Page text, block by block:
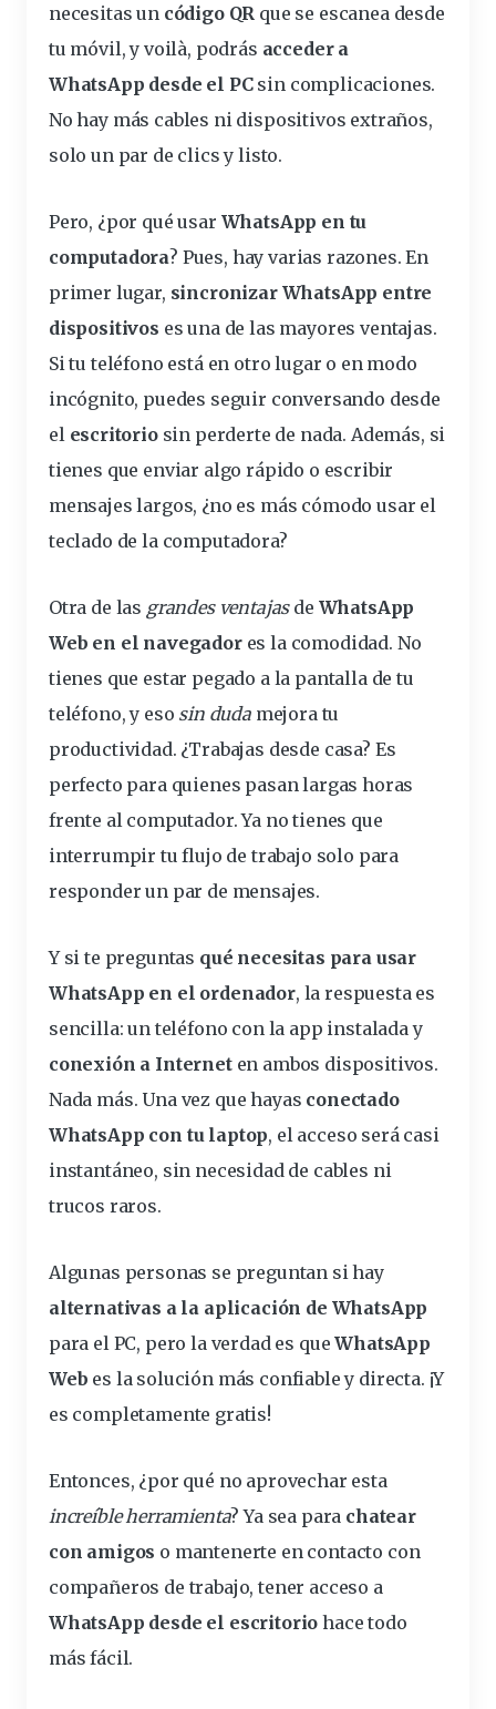
necesitas un código QR que se escanea desde
tu móvil, y voilà, podrás acceder a
WhatsApp desde el PCsin complicaciones.
No hay más cables ni dispositivos extraños,
solo un par de clics y listo.
Pero, ¿por qué usar WhatsApp en tu
computadora? Pues, hay varias razones. En
primer lugar, sincronizar WhatsApp entre
dispositivos es una de las mayoresventajas.
Si tu teléfono está en otro lugar o en modo
incógnito, puedes seguir conversando desde
el escritoriosin perderte de nada. Además, si
tienes que enviar algo rápido o escribir
mensajes largos, ¿no es más cómodo usar el
teclado de la computadora?
Otra de las grandes ventajasde WhatsApp
Web en el navegadores la comodidad. No
tienes que estar pegado a la pantalla de tu
teléfono, y eso sin dudamejora tu
productividad. ¿Trabajas desde casa? Es
perfecto para quienes pasan largas horas
frente al computador. Ya no tienes que
interrumpir tu flujo de trabajo solo para
responder un par de mensajes.
Y si te preguntas qué necesitas para usar
WhatsApp en el ordenador, la respuesta es
sencilla: un teléfono con la app instalada y
conexión a Interneten ambos dispositivos.
Nada más. Una vez que hayas conectado
WhatsApp con tu laptop, el acceso será casi
instantáneo, sin necesidad de cables ni
trucos raros.
Algunas personas se preguntan si hay
alternativas a la aplicación de WhatsApp
para el PC, pero la verdad es queWhatsApp
Web es la solución más confiable y directa. ¡Y
es completamente gratis!
Entonces, ¿por qué no aprovechar esta
increíble herramienta? Ya sea para chatear
con amigos o mantenerte en contacto con
compañeros de trabajo, tener acceso a
WhatsApp desde el escritorio hace todo
más fácil.